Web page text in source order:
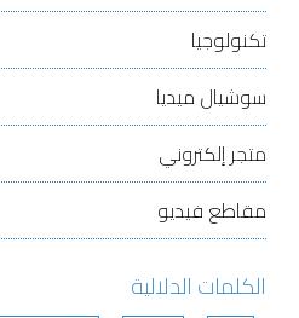
تكنولوجيا
سوشيال ميديا
متجر إلكتروني
مقاطع فيديو
الكلمات الدلالية